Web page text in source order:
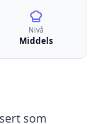
Nivå
Middels
som